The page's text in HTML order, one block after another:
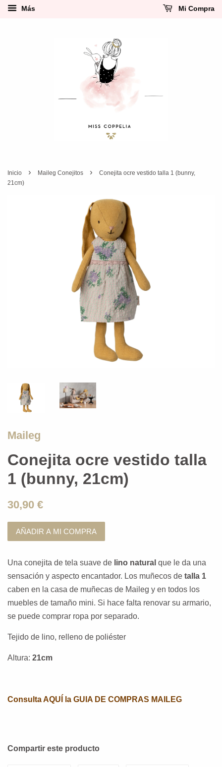
Más Mi Compra
Inicio › Maileg Conejitos ›
Conejita ocre vestido talla 1 (bunny,
21cm)
Maileg
Conejita ocre vestido talla
1 (bunny, 21cm)
30,90 €
AÑADIR A MI COMPRA
Una conejita de tela suave de lino natural que le da una
sensación y aspecto encantador. Los muñecos de talla 1
caben en la casa de muñecas de Maileg y en todos los
muebles de tamaño mini. Si hace falta renovar su armario,
se puede comprar ropa por separado.
Tejido de lino, relleno de poliéster
Altura: 21cm
Consulta AQUÍ la GUIA DE COMPRAS MAILEG
Compartir este producto